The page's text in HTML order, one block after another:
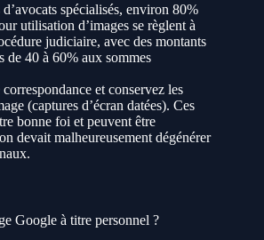
spécialisés, environ 80%
utilisation d’images se règlent à
judiciaire, avec des montants
de 40 à 60% aux sommes
et conservez les
(captures d’écran datées). Ces
bonne foi et peuvent être
devait malheureusement dégénérer
Google à titre personnel ?